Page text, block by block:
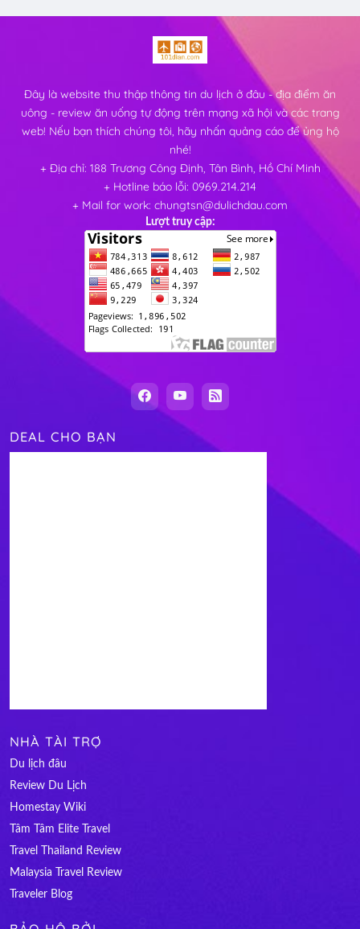
Đây là website thu thập thông tin du lịch ở đâu - địa điểm ăn
uông - review ăn uống tự động trên mạng xã hội và các trang
web! Nếu bạn thích chúng tôi, hãy nhấn quảng cáo để ủng hộ
nhé!
+ Địa chỉ: 188 Trương Công Định, Tân Bình, Hồ Chí Minh
+ Hotline báo lỗi: 0969.214.214
+ Mail for work: chungtsn@dulichdau.com
Lượt truy cập:
DEAL CHO BẠN
NHÀ TÀI TRỢ
Du lịch đâu
Review Du Lịch
Homestay Wiki
Tâm Tâm Elite Travel
Travel Thailand Review
Malaysia Travel Review
Traveler Blog